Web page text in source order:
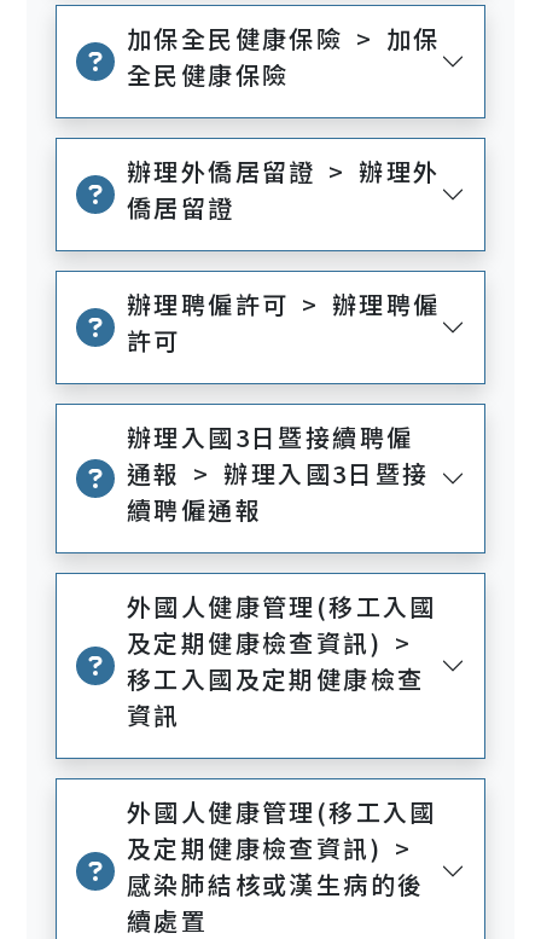
加保全民健康保險 > 加保
全民健康保險
辦理外僑居留證 > 辦理外
僑居留證
辦理聘僱許可 > 辦理聘僱
許可
辦理入國3日暨接續聘僱
通報 > 辦理入國3日暨接
續聘僱通報
外國人健康管理(移工入國
及定期健康檢查資訊) >
移工入國及定期健康檢查
資訊
外國人健康管理(移工入國
及定期健康檢查資訊) >
感染肺結核或漢生病的後
續處置